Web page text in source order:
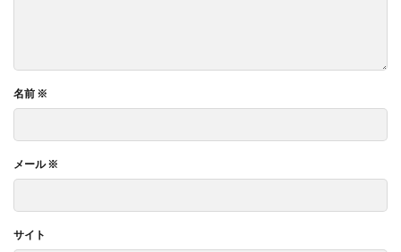
名前 ※
メール※
サイト